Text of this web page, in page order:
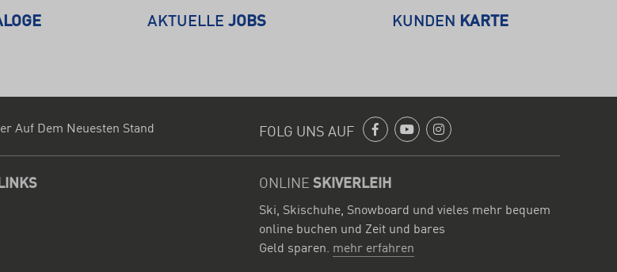
AKTUELLE JOBS KUNDEN KARTE
Auf Dem Neuesten Stand FOLG UNS AUF
FacebookYoutubeInstagram
ONLINESKIVERLEIH
Ski, Skischuhe, Snowboard und vieles mehr bequem
online buchen und Zeit und bares
Geld sparen. mehr erfahren